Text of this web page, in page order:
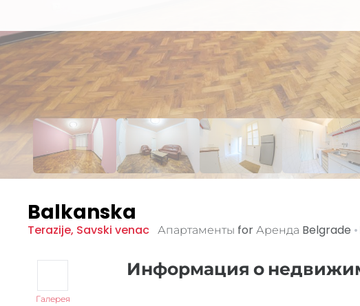
Balkanska
Terazije, Savski venac Апартаменты for Аренда Belgrade •
Галерея
Информация о